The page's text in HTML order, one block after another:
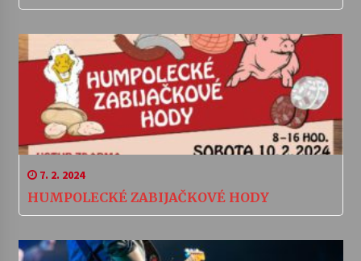
7. 2. 2024
HUMPOLECKÉ ZABIJAČKOVÉ HODY